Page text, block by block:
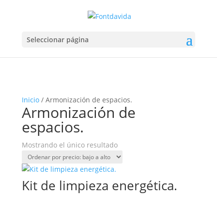
Seleccionar página
Inicio/ Armonización de espacios.
Armonización de
espacios.
Mostrando el único resultado
Kit de limpieza energética.